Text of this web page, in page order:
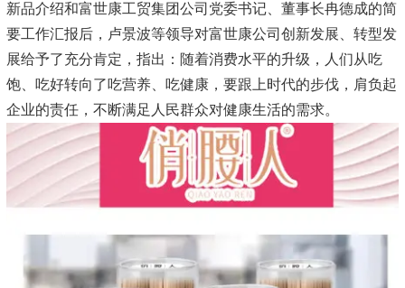
新品介绍和富世康工贸集团公司党委书记、董事长冉德成的简
要工作汇报后，卢景波等领导对富世康公司创新发展、转型发
展给予了充分肯定，指出：随着消费水平的升级，人们从吃
饱、吃好转向了吃营养、吃健康，要跟上时代的步伐，肩负起
企业的责任，不断满足人民群众对健康生活的需求。